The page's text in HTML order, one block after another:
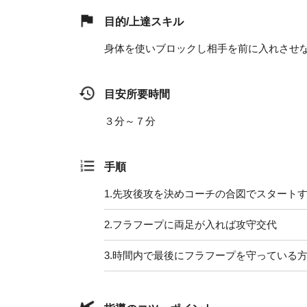
目的/上達スキル
身体を使いブロックし相手を前に入れさせ
目安所要時間
３分～７分
手順
1.先攻後攻を決めコーチの合図でスタート
2.フラフープに両足が入れば攻守交代
3.時間内で最後にフラフープを守っている